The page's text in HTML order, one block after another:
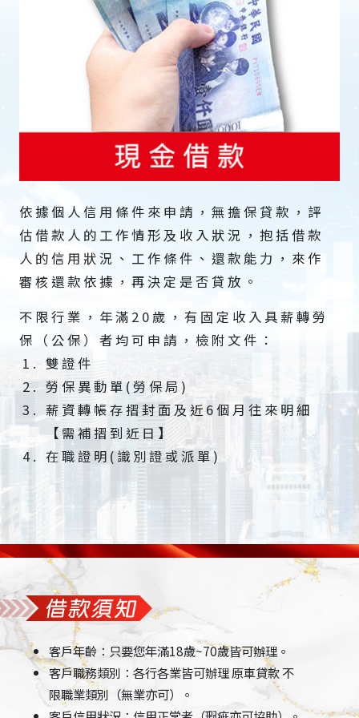
依據個人信用條件來申請，無擔保貸款，評
估借款人的工作情形及收入狀況，抱括借款
人的信用狀況、工作條件、還款能力，來作
審核還款依據，再決定是否貸放。
不限行業，年滿20歲，有固定收入具薪轉勞
保（公保）者均可申請，檢附文件：
雙證件
勞保異動單(勞保局)
薪資轉帳存摺封面及近6個月往來明細
【需補摺到近日】
在職證明(識別證或派單)
客戶年齡：只要您年滿18歲~70歲皆可辦理。
客戶職務類別：各行各業皆可辦理 原車貸款 不
限職業類別（無業亦可）。